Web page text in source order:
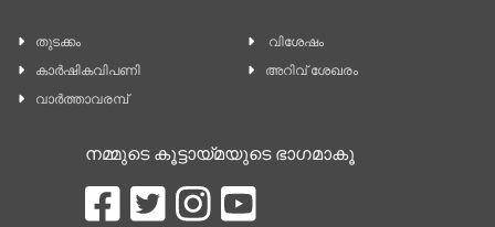
തുടക്കം
കാ‍ർഷികവിപണി
വാര്‍ത്താവരമ്പ്
വിശേഷം
അറിവ് ശേഖരം
നമ്മുടെ കൂട്ടായ്മയുടെ ഭാഗമാകൂ